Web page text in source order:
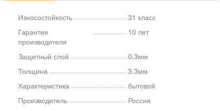
Износостойкость
31 класс
Гарантия
производителя
10 лет
Защитный слой
0.3мм
Толщина
3.3мм
Характеристика
бытовой
Производитель
Россия